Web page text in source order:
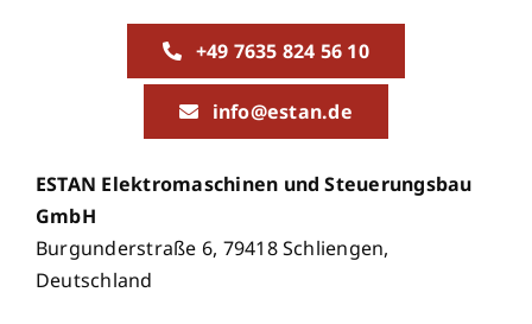
+49 7635 824 56 10
info@estan.de
ESTAN Elektromaschinen und Steuerungsbau
GmbH
Burgunderstraße 6, 79418 Schliengen,
Deutschland